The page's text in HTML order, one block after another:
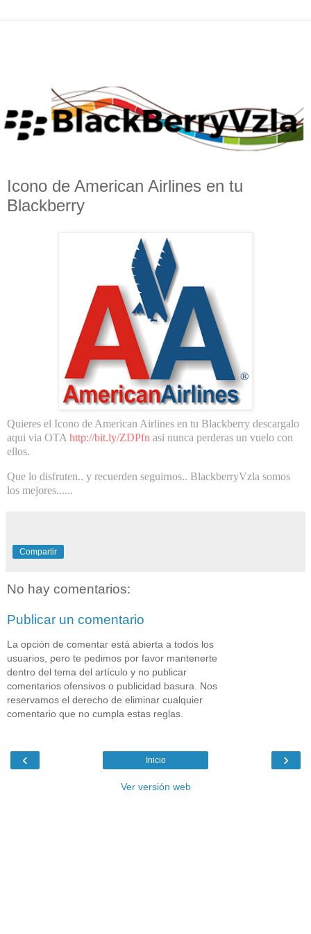
Icono de American Airlines en tu
Blackberry
Quieres el Icono de American Airlines en tu Blackberry descargalo
aqui via OTA http://bit.ly/ZDPfn asi nunca perderas un vuelo con
ellos.
Que lo disfruten.. y recuerden seguirnos.. BlackberryVzla somos
los mejores......
Compartir
No hay comentarios:
Publicar un comentario
La opción de comentar está abierta a todos los
usuarios, pero te pedimos por favor mantenerte
dentro del tema del artículo y no publicar
comentarios ofensivos o publicidad basura. Nos
reservamos el derecho de eliminar cualquier
comentario que no cumpla estas reglas.
‹ ›
Inicio
Ver versión web